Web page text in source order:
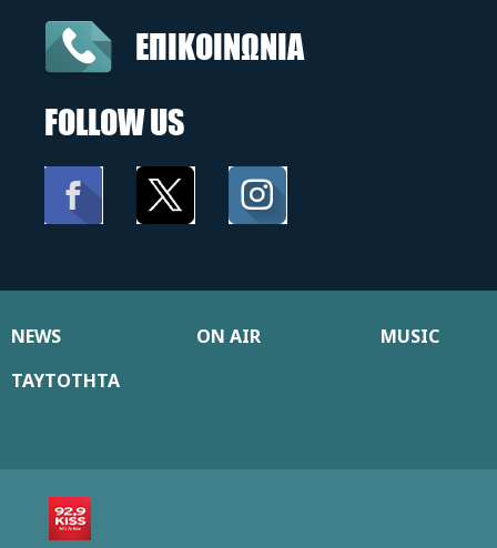
ΕΠΙΚΟΙΝΩΝΙΑ
FOLLOW US
NEWS ON AIR
MUSIC
ΤΑΥΤΟΤΗΤΑ